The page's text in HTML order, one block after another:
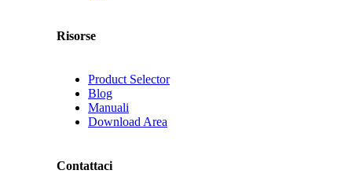
Risorse
Product Selector
Blog
Manuali
Download Area
Contattaci